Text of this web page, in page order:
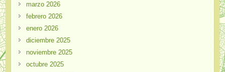
marzo 2026
febrero 2026
enero 2026
diciembre 2025
noviembre 2025
octubre 2025